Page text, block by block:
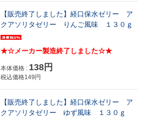
【販売終了しました】経口保水ゼリー ア
クアソリタゼリー りんご風味 １３０ｇ
★☆メーカー製造終了しました☆★
本体価格 : 138円
税込価格149円
【販売終了しました】経口保水ゼリー ア
クアソリタゼリー ゆず風味 １３０ｇ